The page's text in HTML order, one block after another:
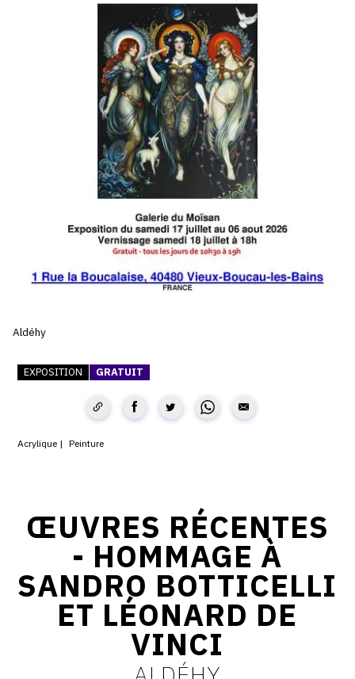
SERVICES
CRÉER SON CATALOGUE RAISONNÉ
ABONNEMENTS DÉDIÉS AUX GALERISTES
CRÉER SON SITE ARTISTE
CRÉER SON CATALOGUE D'EXPO
PUBLIER SES EXPOSITIONS
DEVENIR CONTRIBUTEUR
À PROPOS
CONTACT
CGU
INSTAGRAM
FACEBOOK
TWITTER
PINTEREST
Aldéhy
EXPOSITION GRATUIT
Acrylique Peinture
ŒUVRES RÉCENTES
- HOMMAGE À
SANDRO BOTTICELLI
ET LÉONARD DE
VINCI